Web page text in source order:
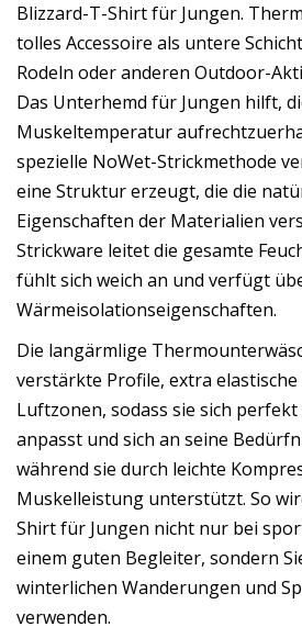
Blizzard-T-Shirt für Jungen.
tolles Accessoire als untere
Rodeln oder anderen Outdoor-
Das Unterhemd für Jungen hilft,
Muskeltemperatur
spezielle NoWet-Strickmethode
eine Struktur erzeugt, die die
Eigenschaften der Materialien
Strickware leitet die gesamte
fühlt sich weich an und verfügt
Wärmeisolationseigenschaften.
Die langärmlige
verstärkte Profile, extra elastische
Luftzonen, sodass sie sich
anpasst und sich an seine
während sie durch leichte
Muskelleistung unterstützt. So
Shirt für Jungen nicht nur bei
einem guten Begleiter, sondern
winterlichen Wanderungen und
verwenden.